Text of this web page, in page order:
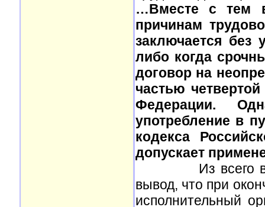
…Вместе с тем
причинам
заключается без
либо когда
договор на
частью
Федерации.
употребление в
кодекса
допускает
Из всего
вывод, что при
исполнительный